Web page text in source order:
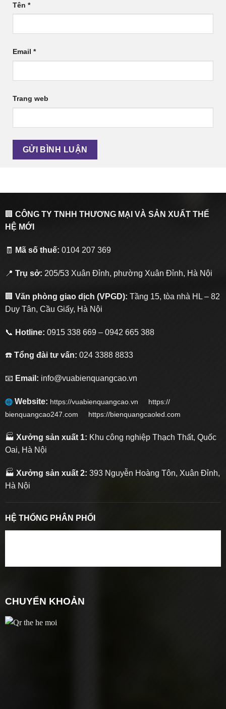
Tên *
Email *
Trang web
🏢 CÔNG TY TNHH THƯƠNG MẠI VÀ SẢN XUẤT THẾ
HỆ MỚI
🧾 Mã số thuế: 0104 207 369
📍 Trụ sở: 205/53 Xuân Đỉnh, phường Xuân Đỉnh, Hà Nội
🏢 Văn phòng giao dịch (VPGD): Tầng 15, tòa nhà HL – 82
Duy Tân, Cầu Giấy, Hà Nội
📞 Hotline: 0915 338 669 – 0942 665 388
☎️ Tổng đài tư vấn: 024 3388 8833
📧 Email: info@vuabienquangcao.vn
Website: https://vuabienquangcao.vn https://
bienquangcao247.com https://bienquangcaoled.com
🏭 Xưởng sản xuất 1: Khu công nghiệp Thạch Thất, Quốc
Oai, Hà Nội
🏭 Xưởng sản xuất 2: 393 Nguyễn Hoàng Tôn, Xuân Đỉnh,
Hà Nội
HỆ THỐNG PHÂN PHỐI
CHUYỂN KHOẢN